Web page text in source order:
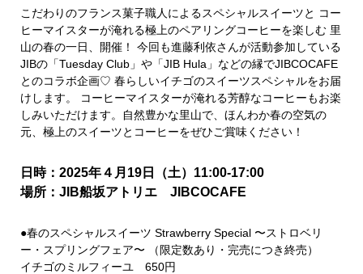
こだわりのフランス菓子職人によるスペシャルスイーツと コー
ヒーマイスターが淹れる極上のペアリングコーヒーを楽しむ 里
山の春の一日、開催！ 今回も進藤利依さんが活動参加している
JIBの「Tuesday Club」や「JIB Hula」などの縁でJIBCOCAFE
とのコラボ企画♡ 春らしいイチゴのスイーツスペシャルをお届
けします。 コーヒーマイスターが淹れる芳醇なコーヒーもお楽
しみいただけます。自然豊かな里山で、ほんわか春の空気の
元、極上のスイーツとコーヒーをぜひご賞味ください！
日時：2025年４月19日（土）11:00-17:00
場所：JIB船坂アトリエ JIBCOCAFE
●春のスペシャルスイーツ Strawberry Special 〜ストロベリ
ー・スプリングフェア〜 （限定数あり・完売につき終売）
イチゴのミルフィーユ 650円